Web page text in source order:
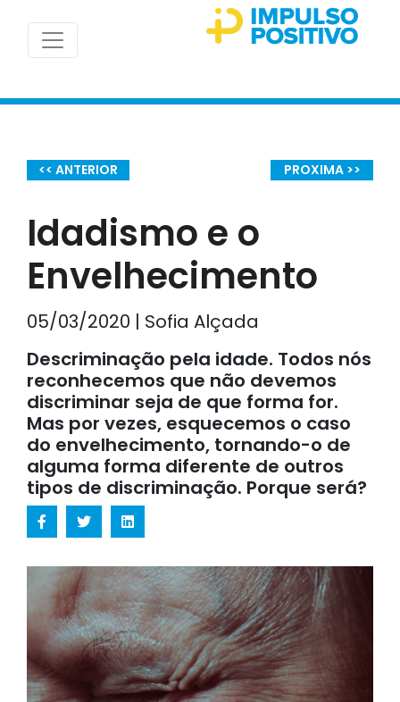
<< ANTERIOR PROXIMA >>
Idadismo e o
Envelhecimento
05/03/2020 | Sofia Alçada
Descriminação pela idade. Todos nós
reconhecemos que não devemos
discriminar seja de que forma for.
Mas por vezes, esquecemos o caso
do envelhecimento, tornando-o de
alguma forma diferente de outros
tipos de discriminação. Porque será?